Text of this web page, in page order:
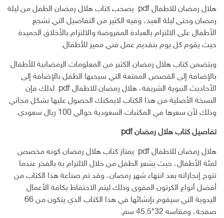
ن
هلال رمضان للاطفال pdf يصحب كتاب هلال رمضان الطفل من ليلة
رمضان وحتى ليلة العيد، وفيه الكثير من التفاصيل التي تشجع
الأطفال على الالتزام بالعبادة المفروضة والالتزام بالأخلاق الحميدة
حيث يقوم كل يوم بتقديم عمل فني مميز للأطفال.
ويتضمن كتاب هلال رمضان الكثير من المعلومات الرمضانية للأطفال
بالإضافة إلى القصص الممتعة التي سيحبها الطفل بالإضافة إلى
الأحاديث النبوية الشريفة، هلال رمضان للاطفال pdf لذلك فإن
النسخة الأصلية من هذا الكتاب لايمكنك الحصول عليها بشكل مجاني
وذلك لأن سعرها في المكتبات السعودية حوالي 100 ريال سعودي.
تفاصيل كتاب هلال رمضان pdf
هلال رمضان للاطفال pdf يمتاز كتاب هلال رمضان كونه مخصص
لفئة الأطفال، حيث يشعر الطفل من خلال الالتزام به بالفخر عندما
تتوج إنجازاته بعد انتهاء شهر رمضان، وقد تم صناعة هذا الكتاب من
أفضل أنواع الكرتون المقوى وذلك ليتم الاحتفاظ بكافة الأعمال
اليدوية التي سيقوم بإنشائها في هذا الكتاب الذي يتكون من 66
صفحة، ومقاسه 32*45.5 سم.